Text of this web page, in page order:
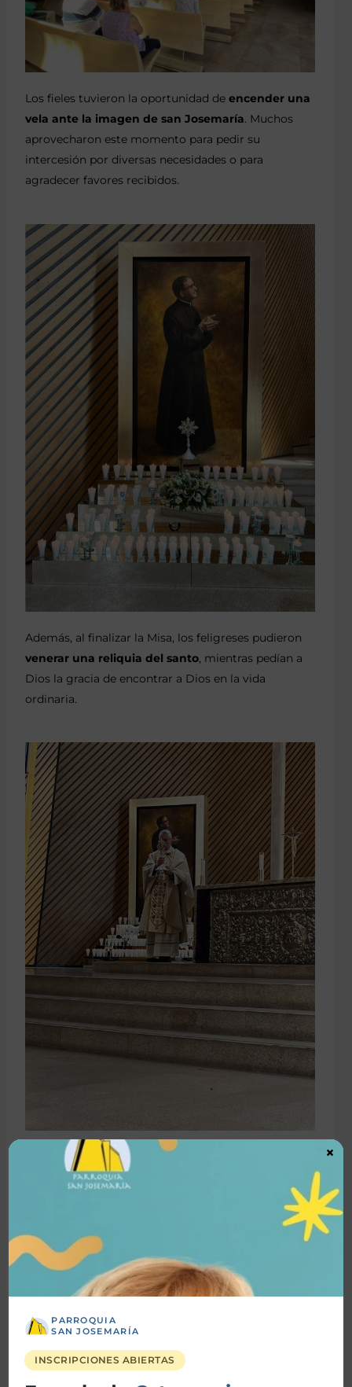
Los fieles tuvieron la oportunidad de encender una
vela ante la imagen de san Josemaría. Muchos
aprovecharon este momento para pedir su
intercesión por diversas necesidades o para
agradecer favores recibidos.
Además, al finalizar la Misa, los feligreses pudieron
venerar una reliquia del santo, mientras pedían a
Dios la gracia de encontrar a Dios en la vida
ordinaria.
También se entregaron estampas conmemorativas
en las que se incluía una oración especial para pedir
vocaciones sacerdotales y por la fidelidad de
PARROQUIA
SAN JOSEMARÍA
INSCRIPCIONES ABIERTAS
×